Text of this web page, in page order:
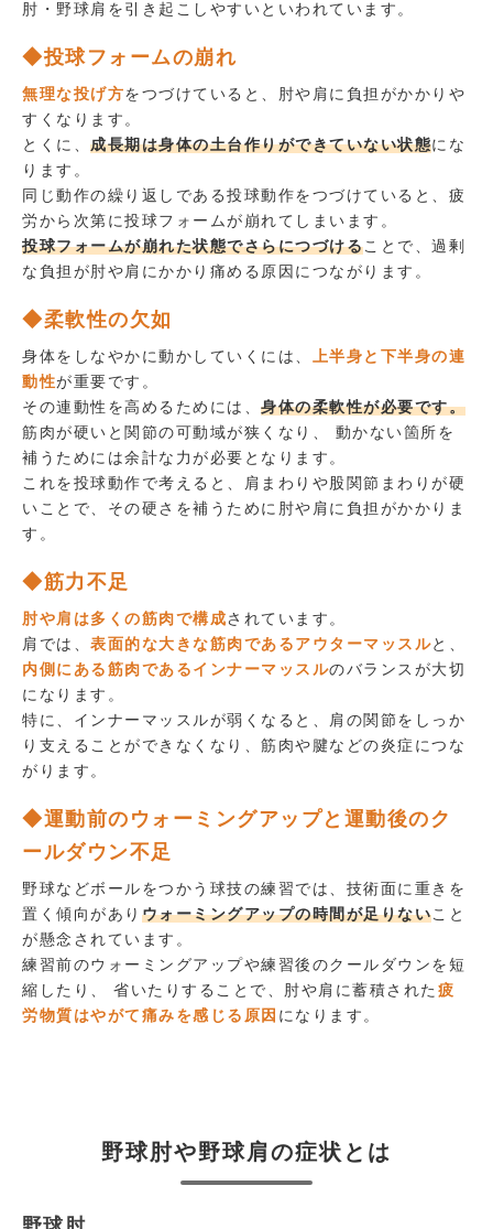
肘・野球肩を引き起こしやすいといわれています。
◆投球フォームの崩れ
無理な投げ方をつづけていると、肘や肩に負担がかかりや
すくなります。
とくに、 成長期は身体の土台作りができていない状態にな
ります。
同じ動作の繰り返しである投球動作をつづけていると、疲
労から次第に投球フォームが崩れてしまいます。
投球フォームが崩れた状態でさらにつづけることで、過剰
な負担が肘や肩にかかり痛める原因につながります。
◆柔軟性の欠如
身体をしなやかに動かしていくには、 上半身と下半身の連
動性が重要です。
その連動性を高めるためには、 身体の柔軟性が必要です。
筋肉が硬いと関節の可動域が狭くなり、 動かない箇所を
補うためには余計な力が必要となります。
これを投球動作で考えると、肩まわりや股関節まわりが硬
いことで、その硬さを補うために肘や肩に負担がかかりま
す。
◆筋力不足
肘や肩は多くの筋肉で構成されています。
肩では、 表面的な大きな筋肉であるアウターマッスルと、
内側にある筋肉であるインナーマッスルのバランスが大切
になります。
特に、インナーマッスルが弱くなると、肩の関節をしっか
り支えることができなくなり、筋肉や腱などの炎症につな
がります。
◆運動前のウォーミングアップと運動後のク
ールダウン不足
野球などボールをつかう球技の練習では、技術面に重きを
置く傾向があり ウォーミングアップの時間が足りないこと
が懸念されています。
練習前のウォーミングアップや練習後のクールダウンを短
縮したり、 省いたりすることで、肘や肩に蓄積された 疲
労物質はやがて痛みを感じる原因 になります。
野球肘や野球肩の症状とは